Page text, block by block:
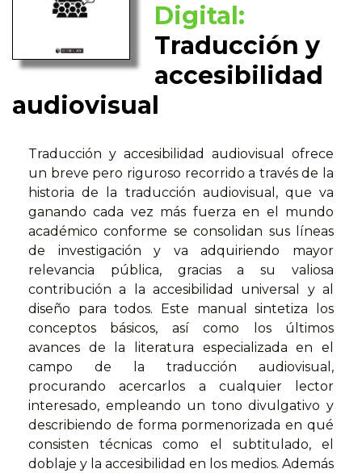
Digital:
Traducción y
accesibilidad
audiovisual
Traducción y accesibilidad audiovisual ofrece
un breve pero riguroso recorrido a través de la
historia de la traducción audiovisual, que va
ganando cada vez más fuerza en el mundo
académico conforme se consolidan sus líneas
de investigación y va adquiriendo mayor
relevancia pública, gracias a su valiosa
contribución a la accesibilidad universal y al
diseño para todos. Este manual sintetiza los
conceptos básicos, así como los últimos
avances de la literatura especializada en el
campo de la traducción audiovisual,
procurando acercarlos a cualquier lector
interesado, empleando un tono divulgativo y
describiendo de forma pormenorizada en qué
consisten técnicas como el subtitulado, el
doblaje y la accesibilidad en los medios. Además